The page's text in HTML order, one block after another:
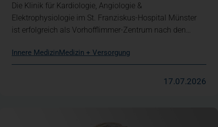
Die Klinik für Kardiologie, Angiologie &
Elektrophysiologie im St. Franziskus-Hospital Münster
ist erfolgreich als Vorhofflimmer-Zentrum nach den…
Innere MedizinMedizin + Versorgung
17.07.2026